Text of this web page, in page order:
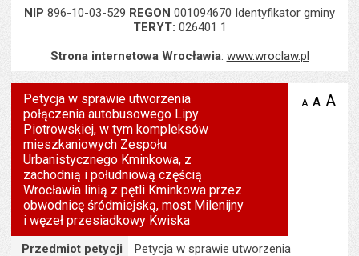
NIP 896-10-03-529 REGON 001094670 Identyfikator gminy
TERYT: 026401 1
Strona internetowa Wrocławia: www.wroclaw.pl
Petycja w sprawie utworzenia
połączenia autobusowego Lipy
Piotrowskiej, w tym kompleksów
mieszkaniowych Zespołu
Urbanistycznego Kminkowa, z
zachodnią i południową częścią
Wrocławia linią z pętli Kminkowa przez
obwodnicę śródmiejską, most Milenijny
i węzeł przesiadkowy Kwiska
A zmniejsz
A A
Szczegóły
Przedmiot petycji
Petycja w sprawie utworzenia